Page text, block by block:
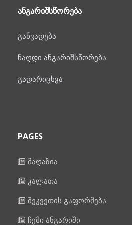
ᲐᲜᲒᲐᲠᲘᲨᲡᲬᲝᲠᲔᲑᲐ
განვადება
ნაღდი ანგარიშსწორება
გადარიცხვა
PAGES
მაღაზია
კალათა
შეკვეთის გაფორმება
ჩემი ანგარიში